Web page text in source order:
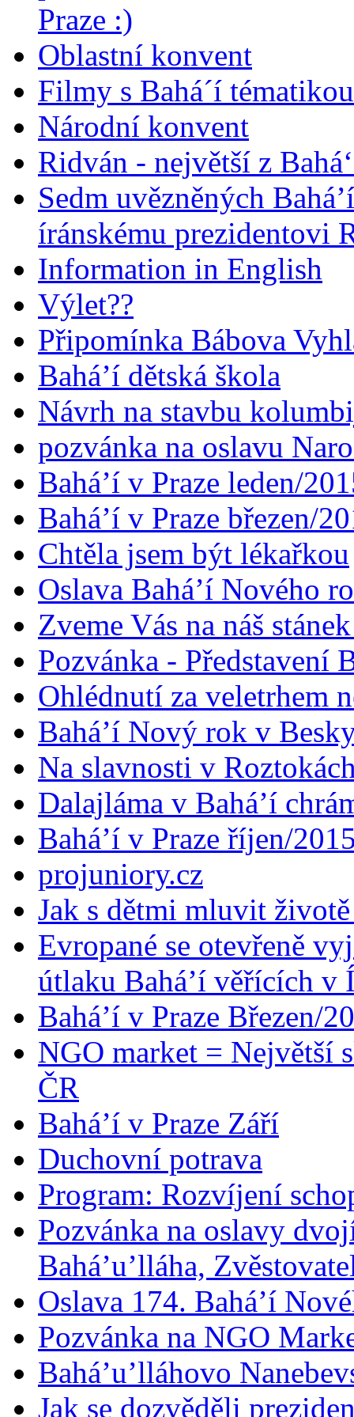
Praze :)
Oblastní konvent
Filmy s Bahá´í
Národní konvent
Ridván - největší z
Sedm uvězněných
íránskému prezidentovi
Information in English
Výlet??
Připomínka Bábova
Bahá’í dětská škola
Návrh na stavbu
pozvánka na oslavu
Bahá’í v Praze leden/
Bahá’í v Praze březen/
Chtěla jsem být lékařkou
Oslava Bahá’í Nového
Zveme Vás na náš
Pozvánka - Představení
Ohlédnutí za veletrhem
Bahá’í Nový rok v
Na slavnosti v
Dalajláma v Bahá’í
Bahá’í v Praze říjen/
projuniory.cz
Jak s dětmi mluvit
Evropané se otevřeně
útlaku Bahá’í věřících v
Bahá’í v Praze Březen/
NGO market = Největší
ČR
Bahá’í v Praze Září
Duchovní potrava
Program: Rozvíjení
Pozvánka na oslavy
Bahá’u’lláha,
Oslava 174. Bahá’í
Pozvánka na NGO
Bahá’u’lláhovo
Jak se dozvěděli